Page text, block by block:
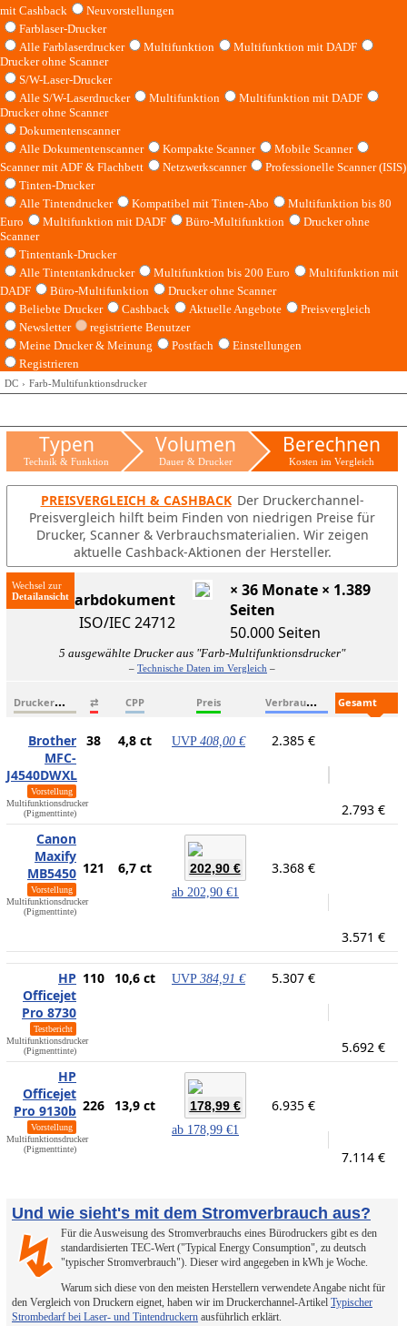
mit Cashback
Neuvorstellungen
Farblaser-Drucker
Alle Farblaserdrucker
Multifunktion
Multifunktion mit DADF
Drucker ohne Scanner
S/W-Laser-Drucker
Alle S/W-Laserdrucker
Multifunktion
Multifunktion mit DADF
Drucker ohne Scanner
Dokumentenscanner
Alle Dokumentenscanner
Kompakte Scanner
Mobile Scanner
Scanner mit ADF & Flachbett
Netzwerkscanner
Professionelle Scanner (ISIS)
Tinten-Drucker
Alle Tintendrucker
Kompatibel mit Tinten-Abo
Multifunktion bis 80
Euro
Multifunktion mit DADF Büro-Multifunktion
Drucker ohne
Scanner
Tintentank-Drucker
Alle Tintentankdrucker
Multifunktion bis 200 Euro
Multifunktion mit
DADF
Büro-Multifunktion
Drucker ohne Scanner
Beliebte Drucker
Cashback Aktuelle Angebote
Preisvergleich
Newsletter
registrierte Benutzer
Meine Drucker & Meinung
Postfach
Einstellungen
Registrieren
DC Farb-Multifunktionsdrucker
Typen
Technik & Funktion
Volumen
Dauer & Drucker
Berechnen
Kosten im Vergleich
PREISVERGLEICH & CASHBACK Der Druckerchannel-
Preisvergleich hilft beim Finden von niedrigen Preise für
Drucker, Scanner & Verbrauchsmaterialien. Wir zeigen
aktuelle Cashback-Aktionen der Hersteller.
Wechsel zur
ISO-Farbdokument
ISO/IEC 24712
× 36 Monate × 1.389
Seiten
50.000 Seiten
5 ausgewählte Drucker aus "Farb-Multifunktionsdrucker"
– Technische Daten im Vergleich –
D
ruckername ⇄ CPP Preis V
erbrauchsmaterialien
Brother
MFC-
J4540DWXL
Vorstellung
Multifunktionsdrucker
(Pigmenttinte)
38 4,8 ct UVP 408,00 € 2.385 €
2.793 €
Canon
Maxify
MB5450
Vorstellung
Multifunktionsdrucker
(Pigmenttinte)
121 6,7 ct 202,90 €
ab 202,90 €1
3.368 €
3.571 €
HP
Officejet
Pro 8730
Testbericht
Multifunktionsdrucker
(Pigmenttinte)
110 10,6 ct UVP 384,91 € 5.307 €
5.692 €
HP
Officejet
Pro 9130b
Vorstellung
Multifunktionsdrucker
(Pigmenttinte)
226 13,9 ct 178,99 €
ab 178,99 €1
6.935 €
7.114 €
Und wie sieht's mit dem Stromverbrauch aus?
↯
Für die Ausweisung des Stromverbrauchs eines Bürodruckers gibt es den
standardisierten TEC-Wert ("Typical Energy Consumption", zu deutsch
"typischer Stromverbrauch"). Dieser wird angegeben in kWh je Woche.
Warum sich diese von den meisten Herstellern verwendete Angabe nicht für
den Vergleich von Druckern eignet, haben wir im Druckerchannel-Artikel Typischer
Strombedarf bei Laser- und Tintendruckern ausführlich erklärt.